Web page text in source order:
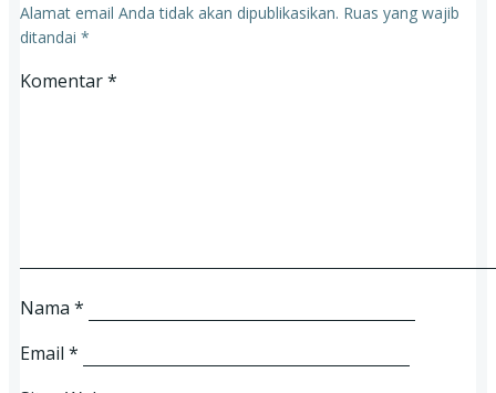
Alamat email Anda tidak akan dipublikasikan. Ruas yang wajib
ditandai *
Komentar*
Nama *
Email *